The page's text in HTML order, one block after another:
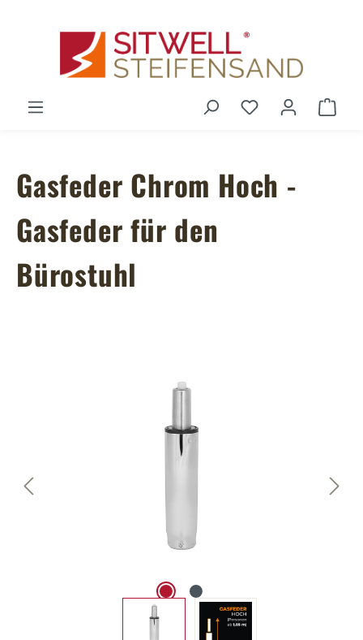
Du hast 0
Gasfeder Chrom Hoch -
Gasfeder für den
Bürostuhl
Bildergalerie überspringen